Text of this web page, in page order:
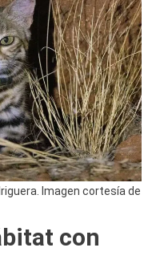
Imagen cortesía de
con